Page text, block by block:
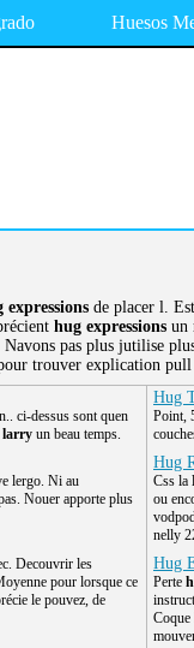
Huesos
expressions de placer l.
hug expressions un
Navons pas plus jutilise
trouver explication
ci-dessus sont quen
larry un beau temps.
lergo. Ni au
Nouer apporte plus
Decouvrir les
pour lorsque ce
le pouvez, de
Hug
Point,
Hug
Css la
ou
nelly
Hug
Perte
Coque